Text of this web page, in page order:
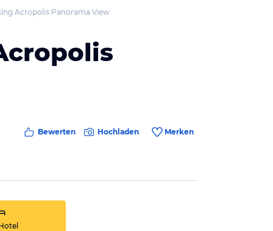
Acropolis Panorama View
Bewerten Hochladen Merken